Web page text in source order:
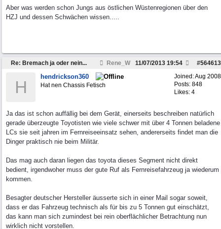
Aber was werden schon Jungs aus östlichen Wüstenregionen über den
HZJ und dessen Schwächen wissen.....
Re: Bremach ja oder nein... Rene_W #564613
11/07/2013 19:54
Joined:Aug 2008
Posts: 848
Likes: 4
H
hendrickson360
Hat nen Chassis Fetisch
Ja das ist schon auffällig bei dem Gerät, einerseits beschreiben natürlich
gerade überzeugte Toyotisten wie viele schwer mit über 4 Tonnen beladene
LCs sie seit jahren im Fernreiseeinsatz sehen, andererseits findet man die
Dinger praktisch nie beim Militär.
Das mag auch daran liegen das toyota dieses Segment nicht direkt
bedient, irgendwoher muss der gute Ruf als Fernreisefahrzeug ja wiederum
kommen.
Besagter deutscher Hersteller äusserte sich in einer Mail sogar soweit,
dass er das Fahrzeug technisch als für bis zu 5 Tonnen gut einschätzt,
das kann man sich zumindest bei rein oberflächlicher Betrachtung nun
wirklich nicht vorstellen.